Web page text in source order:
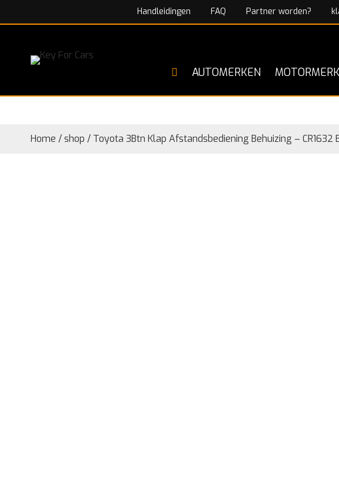
Handleidingen FAQ Partner worden?
AUTOMERKEN
Home /shop / Toyota 3Btn Klap Afstandsbediening Behuizing – CR1632